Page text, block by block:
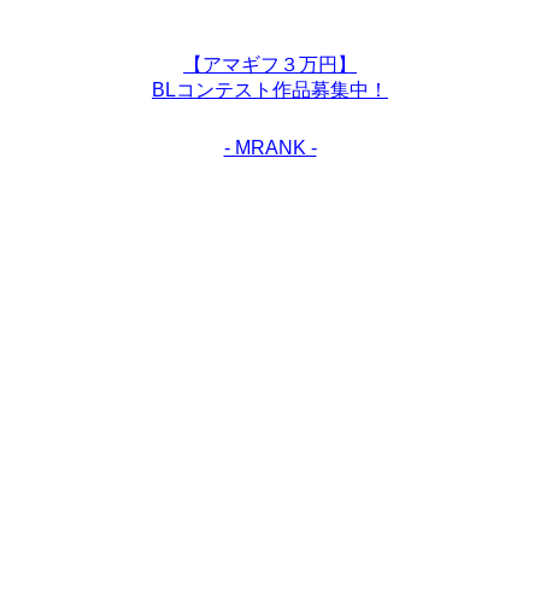
【アマギフ３万円】
BLコンテスト作品募集中！
- MRANK -